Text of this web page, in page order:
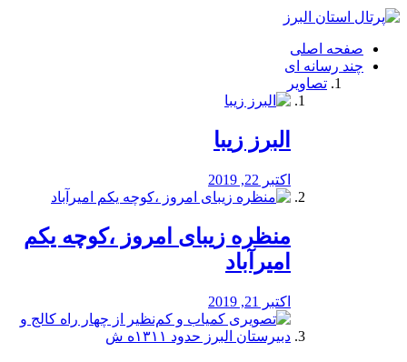
فصد
شرق
تهران
خشکشویی
صفحه اصلی
چند رسانه ای
تصاویر
البرز زیبا
اکتبر 22, 2019
منظره‌‌ زیبای امروز ،کوچه یکم
امیرآباد
اکتبر 21, 2019